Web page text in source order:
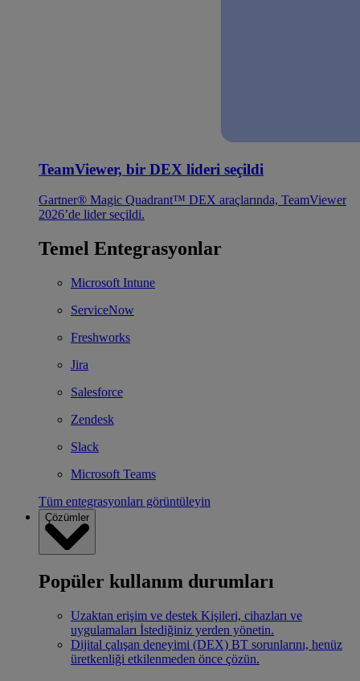
TeamViewer, bir DEX lideri seçildi
Gartner® Magic Quadrant™ DEX araçlarında, TeamViewer
2026’de lider seçildi.
Temel Entegrasyonlar
Microsoft Intune
ServiceNow
Freshworks
Jira
Salesforce
Zendesk
Slack
Microsoft Teams
Tüm entegrasyonları görüntüleyin
Çözümler
Popüler kullanım durumları
Uzaktan erişim ve destek Kişileri, cihazları ve
uygulamaları İstediğiniz yerden yönetin.
Dijital çalışan deneyimi (DEX) BT sorunlarını, henüz
üretkenliği etkilenmeden önce çözün.